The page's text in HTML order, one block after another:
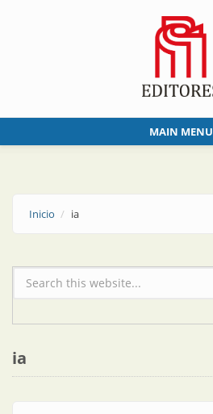
MAIN MENU
Inicio ia
Formulario de búsqueda
ia